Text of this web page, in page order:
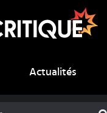
Actualités